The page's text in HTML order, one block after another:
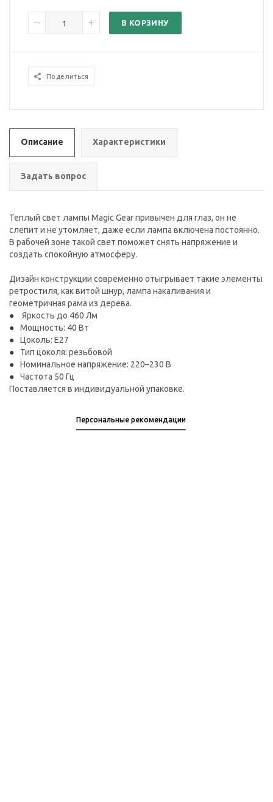
В КОРЗИНУ
Поделиться
Описание Характеристики
Задать вопрос
Теплый свет лампы Magic Gear привычен для глаз, он не
слепит и не утомляет, даже если лампа включена постоянно.
В рабочей зоне такой свет поможет снять напряжение и
создать спокойную атмосферу.
Дизайн конструкции современно отыгрывает такие элементы
ретростиля, как витой шнур, лампа накаливания и
геометричная рама из дерева.
Яркость до 460 Лм
Мощность: 40 Вт
Цоколь: E27
Тип цоколя: резьбовой
Номинальное напряжение: 220–230 В
Частота 50 Гц
Поставляется в индивидуальной упаковке.
Персональные рекомендации